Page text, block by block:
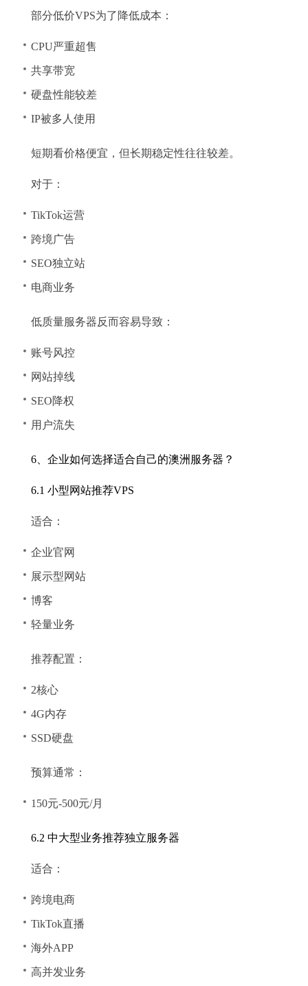
部分低价VPS为了降低成本：
CPU严重超售
共享带宽
硬盘性能较差
IP被多人使用
短期看价格便宜，但长期稳定性往往较差。
对于：
TikTok运营
跨境广告
SEO独立站
电商业务
低质量服务器反而容易导致：
账号风控
网站掉线
SEO降权
用户流失
6、企业如何选择适合自己的澳洲服务器？
6.1 小型网站推荐VPS
适合：
企业官网
展示型网站
博客
轻量业务
推荐配置：
2核心
4G内存
SSD硬盘
预算通常：
150元-500元/月
6.2 中大型业务推荐独立服务器
适合：
跨境电商
TikTok直播
海外APP
高并发业务